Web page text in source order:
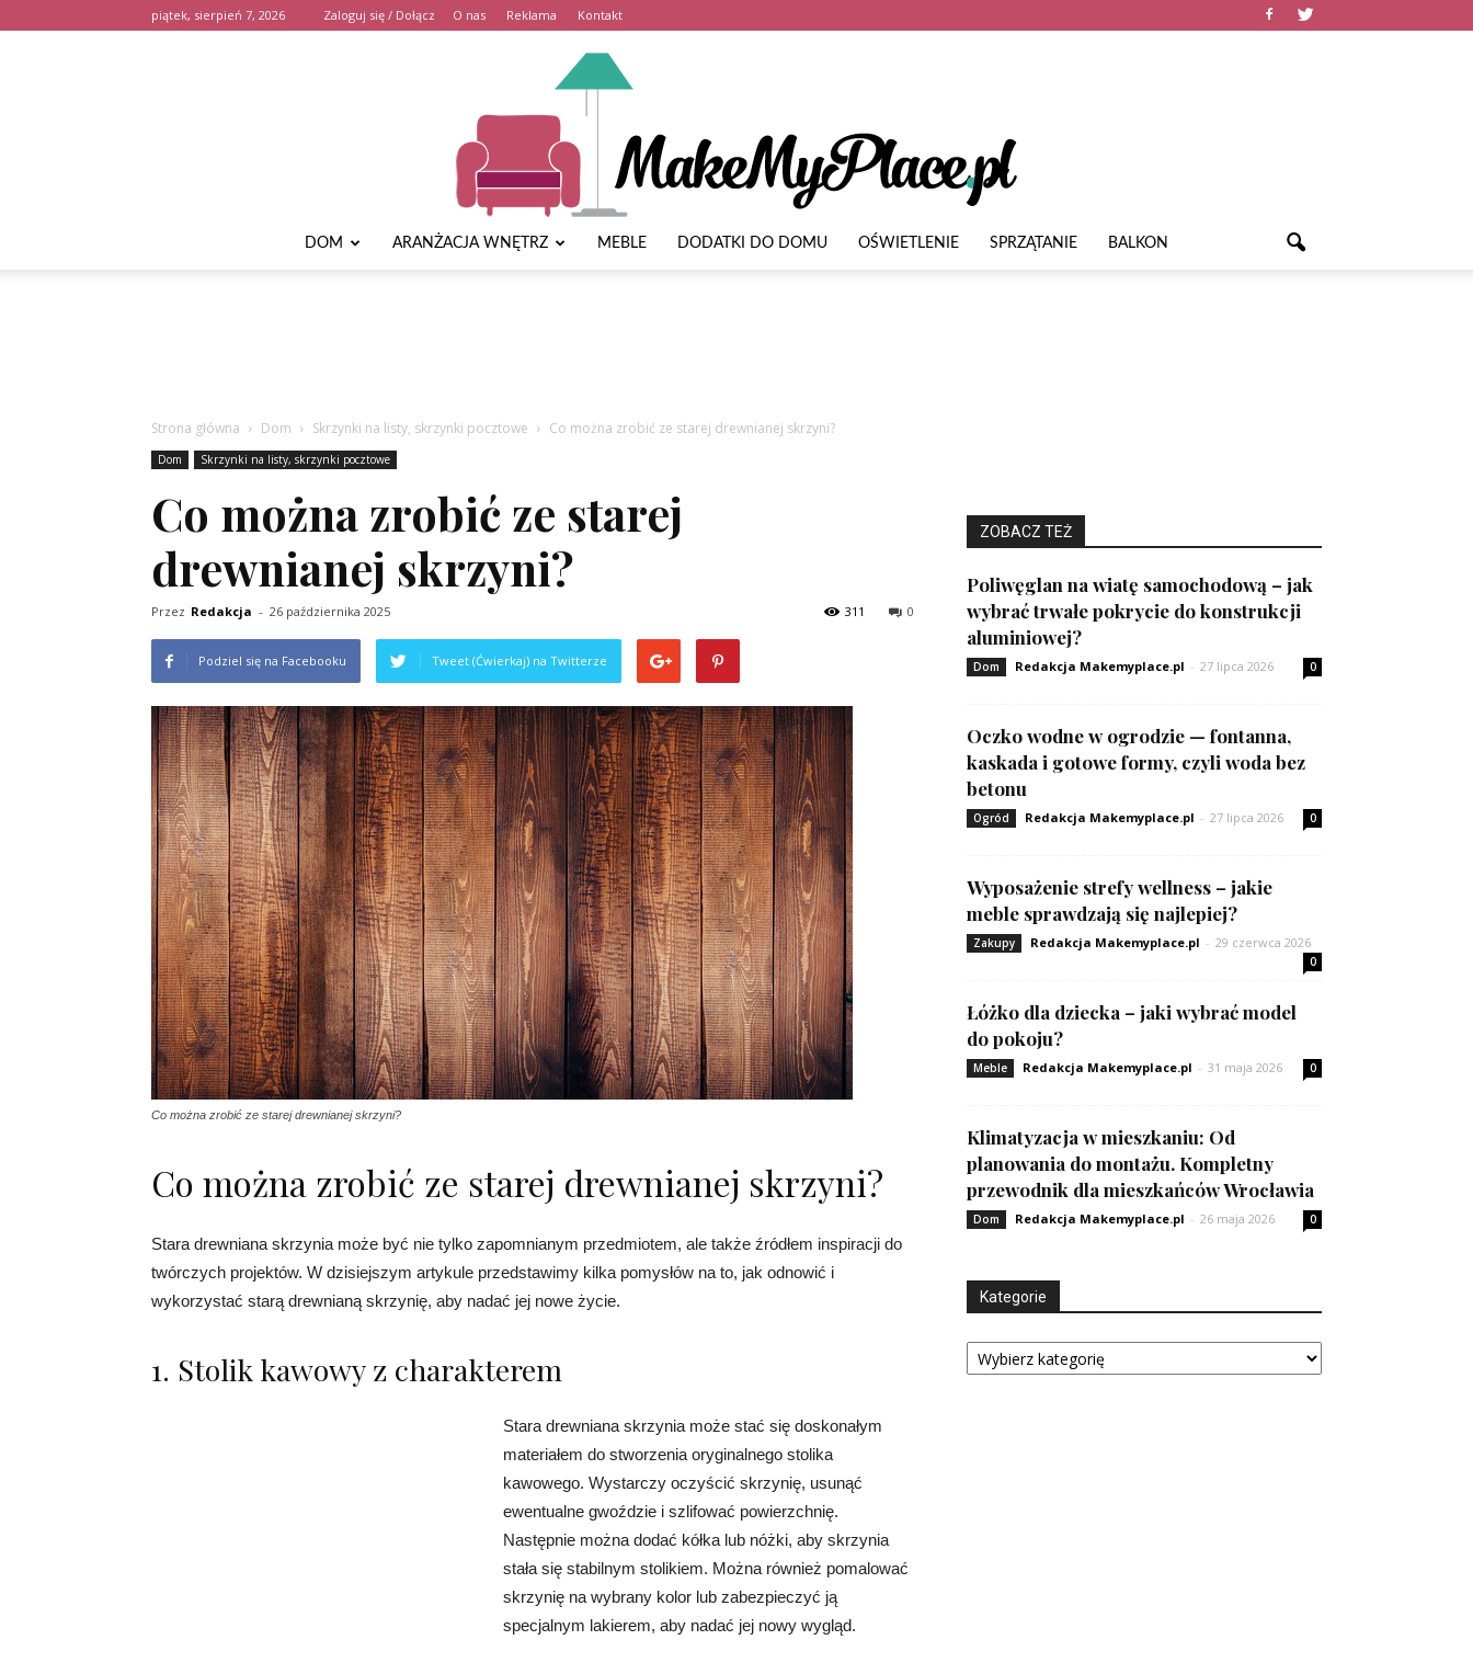
piątek, sierpień 7, 2026 Zaloguj się / Dołącz O nas Reklama Kontakt
DOM ARANŻACJA WNĘTRZ MEBLE DODATKI DO DOMU OŚWIETLENIE SPRZĄTANIE BALKON
Strona główna Dom Skrzynki na listy, skrzynki pocztowe Co można zrobić ze starej drewnianej skrzyni?
Dom Skrzynki na listy, skrzynki pocztowe
Co można zrobić ze starej
drewnianej skrzyni?
Przez Redakcja - 26 października 2025 0
311
Podziel się na Facebooku Tweet (Ćwierkaj) na Twitterze
Co można zrobić ze starej drewnianej skrzyni?
Co można zrobić ze starej drewnianej skrzyni?
Stara drewniana skrzynia może być nie tylko zapomnianym przedmiotem, ale także źródłem inspiracji do
twórczych projektów. W dzisiejszym artykule przedstawimy kilka pomysłów na to, jak odnowić i
wykorzystać starą drewnianą skrzynię, aby nadać jej nowe życie.
1. Stolik kawowy z charakterem
Stara drewniana skrzynia może stać się doskonałym
materiałem do stworzenia oryginalnego stolika
kawowego. Wystarczy oczyścić skrzynię, usunąć
ewentualne gwoździe i szlifować powierzchnię.
Następnie można dodać kółka lub nóżki, aby skrzynia
stała się stabilnym stolikiem. Można również pomalować
skrzynię na wybrany kolor lub zabezpieczyć ją
specjalnym lakierem, aby nadać jej nowy wygląd.
ZOBACZ TEŻ
Poliwęglan na wiatę samochodową – jak
wybrać trwałe pokrycie do konstrukcji
aluminiowej?
Dom Redakcja Makemyplace.pl - 27 lipca 2026 0
Oczko wodne w ogrodzie — fontanna,
kaskada i gotowe formy, czyli woda bez
betonu
Ogród Redakcja Makemyplace.pl - 27 lipca 2026 0
Wyposażenie strefy wellness – jakie
meble sprawdzają się najlepiej?
Zakupy Redakcja Makemyplace.pl - 29 czerwca 2026
0
Łóżko dla dziecka – jaki wybrać model
do pokoju?
Meble Redakcja Makemyplace.pl - 31 maja 2026 0
Klimatyzacja w mieszkaniu: Od
planowania do montażu. Kompletny
przewodnik dla mieszkańców Wrocławia
Dom Redakcja Makemyplace.pl - 26 maja 2026 0
Kategorie
Kategorie